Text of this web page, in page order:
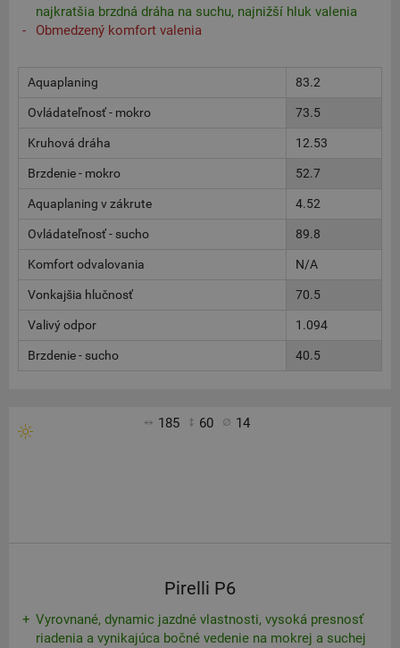
najkratšia brzdná dráha na suchu, najnižší hluk valenia
Obmedzený komfort valenia
Aquaplaning 83.2
Ovládateľnosť - mokro 73.5
Kruhová dráha 12.53
Brzdenie - mokro 52.7
Aquaplaning v zákrute 4.52
Ovládateľnosť - sucho 89.8
Komfort odvalovania N/A
Vonkajšia hlučnosť 70.5
Valivý odpor 1.094
Brzdenie - sucho 40.5
185 60 14
Pirelli P6
Vyrovnané, dynamic jazdné vlastnosti, vysoká presnosť
riadenia a vynikajúca bočné vedenie na mokrej a suchej